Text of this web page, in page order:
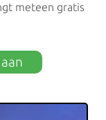
meteen gratis